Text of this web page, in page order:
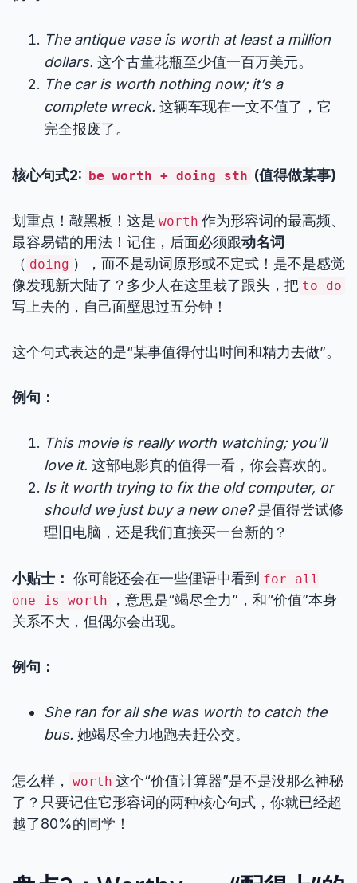
The antique vase is worth at least a million
dollars. 这个古董花瓶至少值一百万美元。
The car is worth nothing now; it’s a
complete wreck. 这辆车现在一文不值了，它
完全报废了。
核心句式2: be worth + doing sth (值得做某事)
划重点！敲黑板！这是 worth 作为形容词的最高频、
最容易错的用法！记住，后面必须跟动名词
（ doing ），而不是动词原形或不定式！是不是感觉
像发现新大陆了？多少人在这里栽了跟头，把 to do
写上去的，自己面壁思过五分钟！
这个句式表达的是“某事值得付出时间和精力去做”。
例句：
This movie is really worth watching; you’ll
love it. 这部电影真的值得一看，你会喜欢的。
Is it worth trying to fix the old computer, or
should we just buy a new one?是值得尝试修
理旧电脑，还是我们直接买一台新的？
小贴士： 你可能还会在一些俚语中看到 for all
one is worth
，意思是“竭尽全力”，和“价值”本身
关系不大，但偶尔会出现。
例句：
She ran for all she was worth to catch the
bus. 她竭尽全力地跑去赶公交。
怎么样， worth 这个“价值计算器”是不是没那么神秘
了？只要记住它形容词的两种核心句式，你就已经超
越了80%的同学！